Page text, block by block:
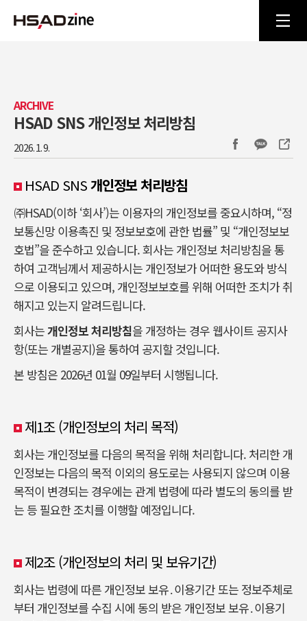
ARCHIVE
HSAD SNS 개인정보 처리방침
2026. 1. 9.
HSAD SNS개인정보 처리방침
㈜HSAD(이하 ‘회사’)는 이용자의 개인정보를 중요시하며, “정
보통신망 이용촉진 및 정보보호에 관한 법률” 및 “개인정보보
호법”을 준수하고 있습니다. 회사는 개인정보 처리방침을 통
하여 고객님께서 제공하시는 개인정보가 어떠한 용도와 방식
으로 이용되고 있으며, 개인정보보호를 위해 어떠한 조치가 취
해지고 있는지 알려드립니다.
회사는개인정보 처리방침을 개정하는 경우 웹사이트 공지사
항(또는 개별공지)을 통하여 공지할 것입니다.
본 방침은 2026년 01월 09일부터 시행됩니다.
제1조 (개인정보의 처리 목적)
회사는 개인정보를 다음의 목적을 위해 처리합니다. 처리한 개
인정보는 다음의 목적 이외의 용도로는 사용되지 않으며 이용
목적이 변경되는 경우에는 관계 법령에 따라 별도의 동의를 받
는 등 필요한 조치를 이행할 예정입니다.
제2조 (개인정보의 처리 및 보유기간)
회사는 법령에 따른 개인정보 보유․이용기간 또는 정보주체로
부터 개인정보를 수집 시에 동의 받은 개인정보 보유․이용기